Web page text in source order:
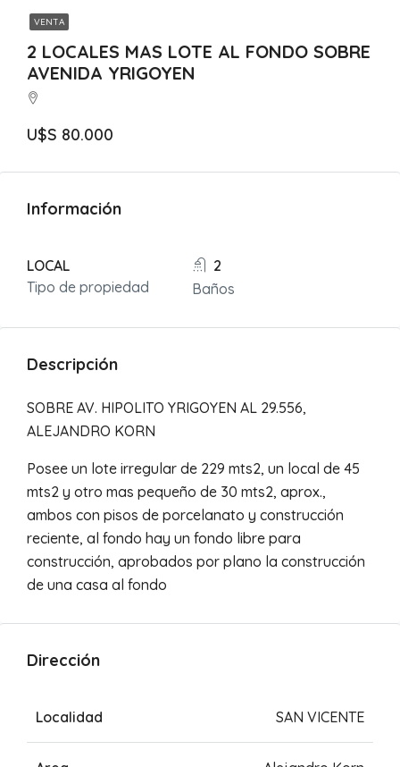
VENTA
2 LOCALES MAS LOTE AL FONDO SOBRE
AVENIDA YRIGOYEN
U$S 80.000
Información
LOCAL
Tipo de propiedad
2
Baños
Descripción
SOBRE AV. HIPOLITO YRIGOYEN AL 29.556,
ALEJANDRO KORN
Posee un lote irregular de 229 mts2, un local de 45
mts2 y otro mas pequeño de 30 mts2, aprox.,
ambos con pisos de porcelanato y construcción
reciente, al fondo hay un fondo libre para
construcción, aprobados por plano la construcción
de una casa al fondo
Dirección
Localidad SAN VICENTE